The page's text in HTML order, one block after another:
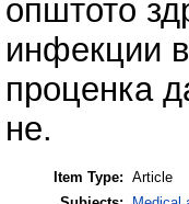
општото
инфекции
проценка
не.
Item Type: Article